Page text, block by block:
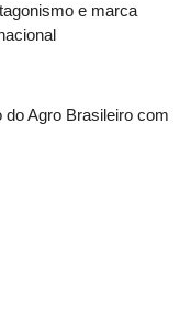
e marca
Agro Brasileiro com